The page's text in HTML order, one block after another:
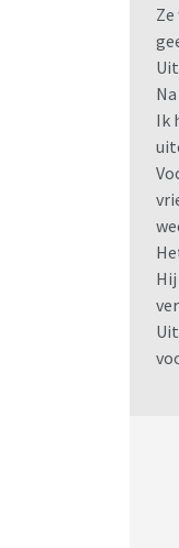
Ik